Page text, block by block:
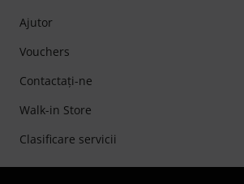
Ajutor
Vouchers
Contactaţi-ne
Walk-in Store
Clasificare servicii